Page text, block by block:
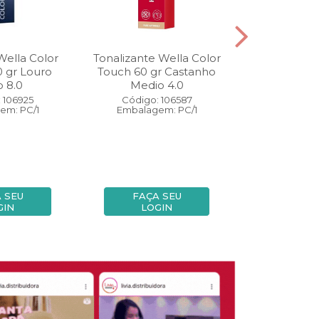
Color
gr Louro
8.0
PC/1
SEU
Tonalizante Wella Color
Touch 60 gr Castanho
Medio 4.0
Código: 106587
Embalagem: PC/1
FAÇA SEU
LOGIN